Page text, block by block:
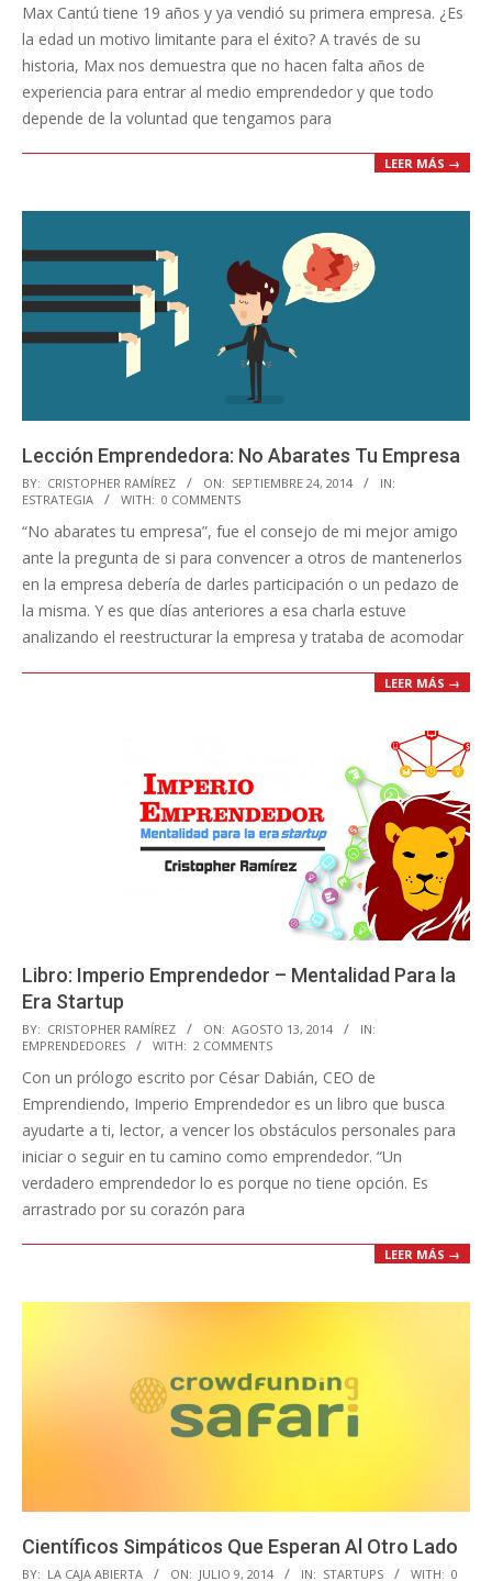
29
Max Cantú tiene 19 años y ya vendió su primera empresa. ¿Es
la edad un motivo limitante para el éxito? A través de su
historia, Max nos demuestra que no hacen falta años de
experiencia para entrar al medio emprendedor y que todo
depende de la voluntad que tengamos para
LEER MÁS →
Lección Emprendedora: No Abarates Tu Empresa
2014-
09-
24
BY: CRISTOPHER RAMÍREZ ON: SEPTIEMBRE 24, 2014
IN:
ESTRATEGIA
WITH: 0 COMMENTS
“No abarates tu empresa”, fue el consejo de mi mejor amigo
ante la pregunta de si para convencer a otros de mantenerlos
en la empresa debería de darles participación o un pedazo de
la misma. Y es que días anteriores a esa charla estuve
analizando el reestructurar la empresa y trataba de acomodar
LEER MÁS →
Libro: Imperio Emprendedor – Mentalidad Para la
Era Startup
2014-
08-
13
BY: CRISTOPHER RAMÍREZ ON: AGOSTO 13, 2014
IN:
EMPRENDEDORES
WITH: 2 COMMENTS
Con un prólogo escrito por César Dabián, CEO de
Emprendiendo, Imperio Emprendedor es un libro que busca
ayudarte a ti, lector, a vencer los obstáculos personales para
iniciar o seguir en tu camino como emprendedor. “Un
verdadero emprendedor lo es porque no tiene opción. Es
arrastrado por su corazón para
LEER MÁS →
Científicos Simpáticos Que Esperan Al Otro Lado
2014-
BY: LA CAJA ABIERTA ON: JULIO 9, 2014 IN: STARTUPS WITH: 0